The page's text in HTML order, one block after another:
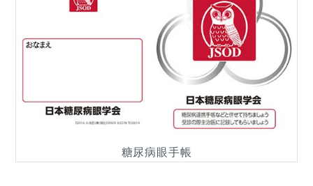
糖尿病眼手帳